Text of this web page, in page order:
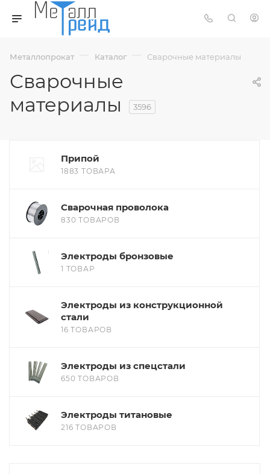
Металлопрокат — Каталог — Сварочные материалы
Сварочные
материалы
3596
Припой
1883 ТОВАРА
Сварочная проволока
830 ТОВАРОВ
Электроды бронзовые
1 ТОВАР
Электроды из конструкционной
стали
16 ТОВАРОВ
Электроды из спецстали
650 ТОВАРОВ
Электроды титановые
216 ТОВАРОВ